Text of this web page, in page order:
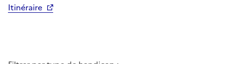
Itinéraire